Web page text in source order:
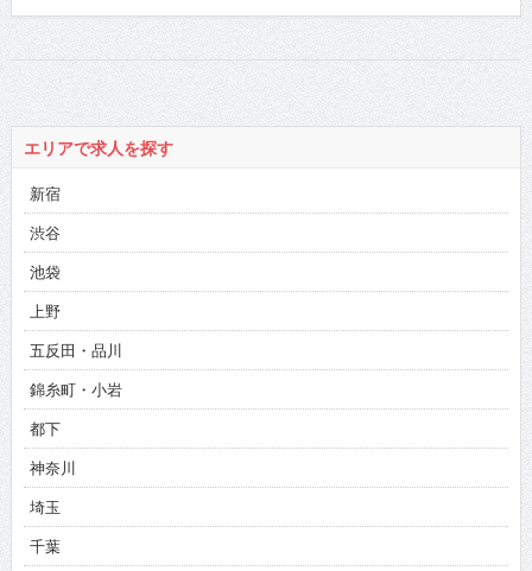
エリアで求人を探す
新宿
渋谷
池袋
上野
五反田・品川
錦糸町・小岩
都下
神奈川
埼玉
千葉